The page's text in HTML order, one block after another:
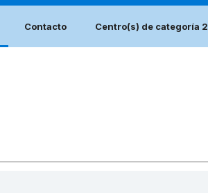
Contacto Centro(s) de categoría 2